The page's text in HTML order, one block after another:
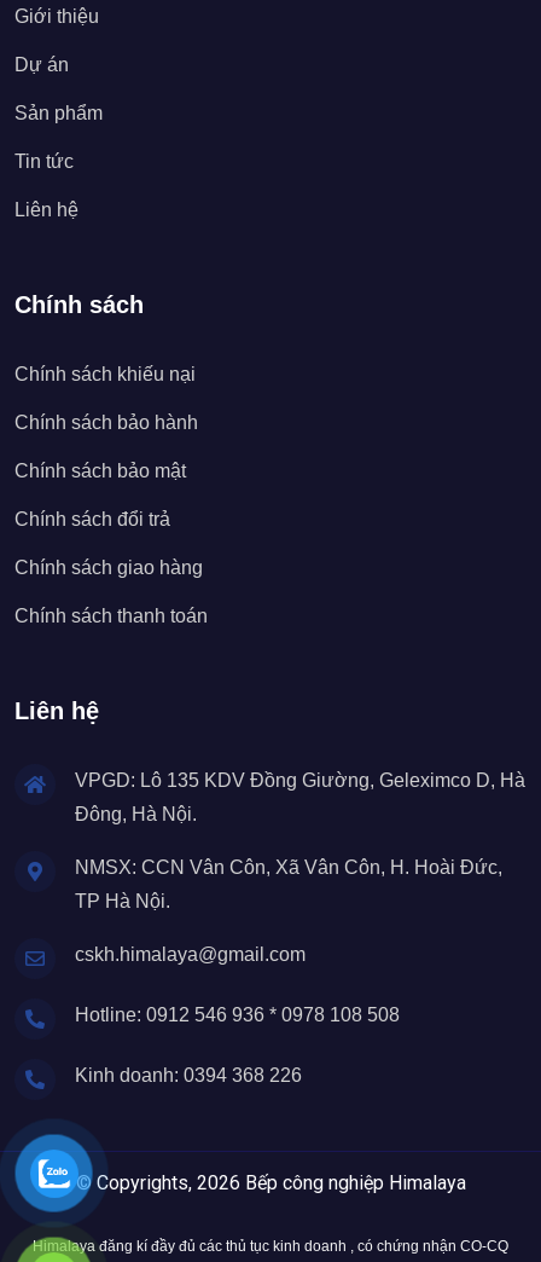
Giới thiệu
Dự án
Sản phẩm
Tin tức
Liên hệ
Chính sách
Chính sách khiếu nại
Chính sách bảo hành
Chính sách bảo mật
Chính sách đổi trả
Chính sách giao hàng
Chính sách thanh toán
Liên hệ
VPGD: Lô 135 KDV Đồng Giường, Geleximco D, Hà
Đông, Hà Nội.
NMSX: CCN Vân Côn, Xã Vân Côn, H. Hoài Đức,
TP Hà Nội.
cskh.himalaya@gmail.com
Hotline: 0912 546 936 * 0978 108 508
Kinh doanh: 0394 368 226
© Copyrights, 2026 Bếp công nghiệp Himalaya
Himalaya đăng kí đầy đủ các thủ tục kinh doanh , có chứng nhận CO-CQ